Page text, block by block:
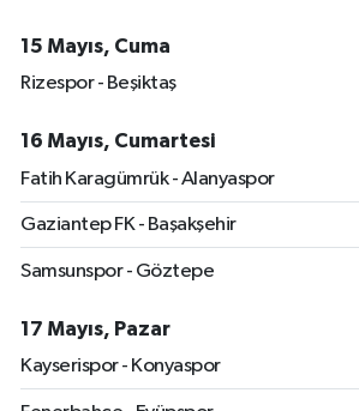
15 Mayıs, Cuma
Rizespor - Beşiktaş
16 Mayıs, Cumartesi
Fatih Karagümrük - Alanyaspor
Gaziantep FK - Başakşehir
Samsunspor - Göztepe
17 Mayıs, Pazar
Kayserispor - Konyaspor